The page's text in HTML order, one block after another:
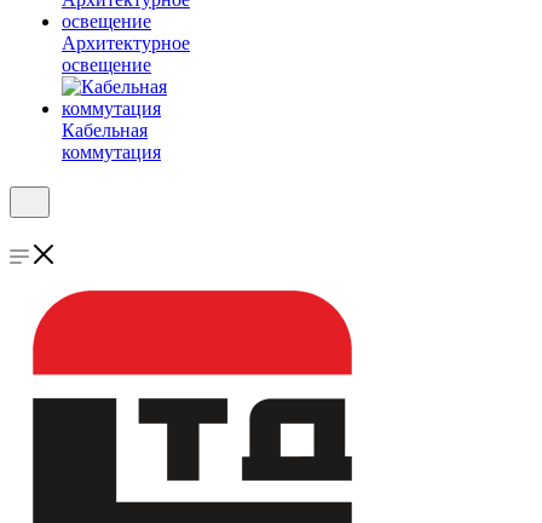
Архитектурное
освещение
Кабельная
коммутация